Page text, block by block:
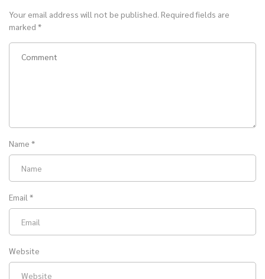
Your email address will not be published. Required fields are
marked *
Name *
Email *
Website